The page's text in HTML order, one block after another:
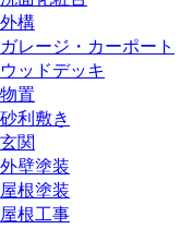
外構
ガレージ・カーポート
ウッドデッキ
物置
砂利敷き
玄関
外壁塗装
屋根塗装
屋根工事